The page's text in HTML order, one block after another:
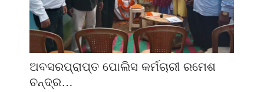
ଅବସରପ୍ରାପ୍ତ ପୋଲିସ କର୍ମଚାରୀ ରମେଶ
ଚନ୍ଦ୍ର…